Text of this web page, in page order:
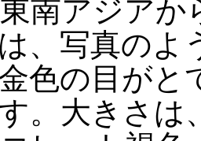
南アジア
、写真のよ
色の目がと
。大きさは